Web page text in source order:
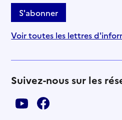
S'abonner
Voir toutes les lettres
Suivez-nous sur les